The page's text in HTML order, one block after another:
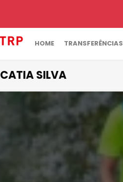
HOME TRANSFERÊNCIAS
CATIA SILVA